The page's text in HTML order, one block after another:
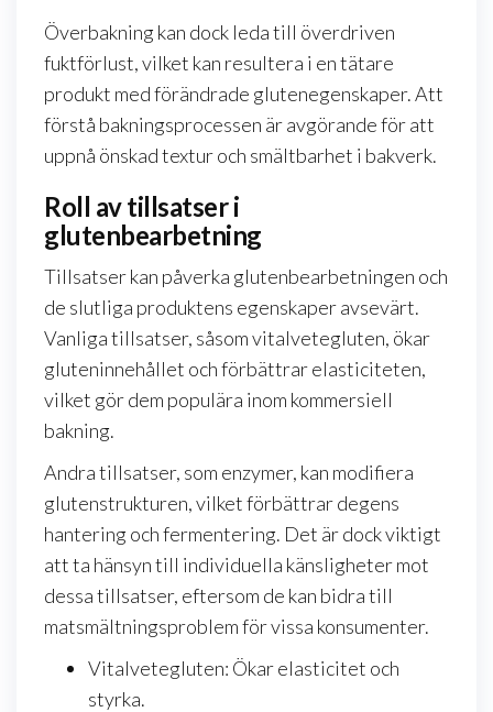
Överbakning kan dock leda till överdriven
fuktförlust, vilket kan resultera i en tätare
produkt med förändrade glutenegenskaper. Att
förstå bakningsprocessen är avgörande för att
uppnå önskad textur och smältbarhet i bakverk.
Roll av tillsatser i
glutenbearbetning
Tillsatser kan påverka glutenbearbetningen och
de slutliga produktens egenskaper avsevärt.
Vanliga tillsatser, såsom vitalvetegluten, ökar
gluteninnehållet och förbättrar elasticiteten,
vilket gör dem populära inom kommersiell
bakning.
Andra tillsatser, som enzymer, kan modifiera
glutenstrukturen, vilket förbättrar degens
hantering och fermentering. Det är dock viktigt
att ta hänsyn till individuella känsligheter mot
dessa tillsatser, eftersom de kan bidra till
matsmältningsproblem för vissa konsumenter.
Vitalvetegluten: Ökar elasticitet och
styrka.